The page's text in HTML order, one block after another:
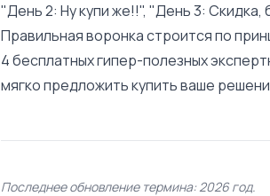
"День 2: Ну купи же!!", "День 3:
Правильная воронка строится по
4 бесплатных гипер-полезных
мягко предложить купить ваше
Последнее обновление термина: 2026 год.